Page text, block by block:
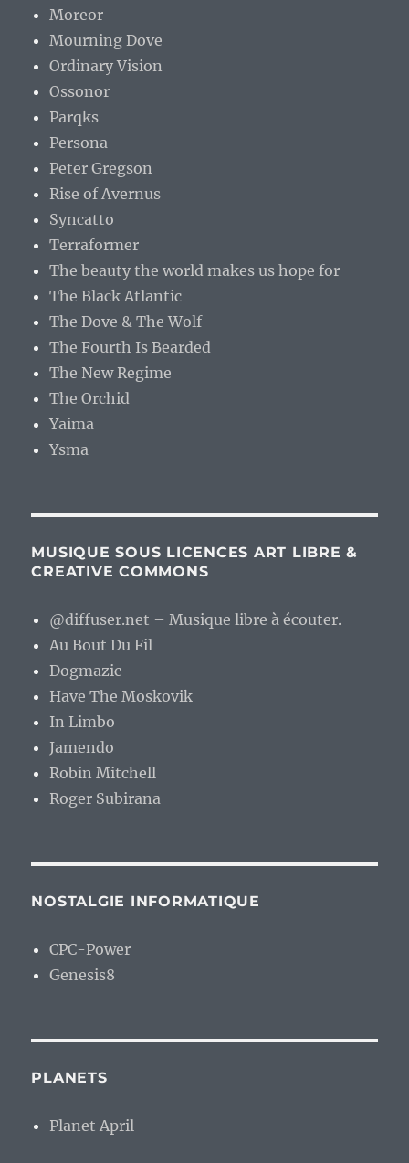
Moreor
Mourning Dove
Ordinary Vision
Ossonor
Parqks
Persona
Peter Gregson
Rise of Avernus
Syncatto
Terraformer
The beauty the world makes us hope for
The Black Atlantic
The Dove & The Wolf
The Fourth Is Bearded
The New Regime
The Orchid
Yaima
Ysma
MUSIQUE SOUS LICENCES ART LIBRE &
CREATIVE COMMONS
@diffuser.net – Musique libre à écouter.
Au Bout Du Fil
Dogmazic
Have The Moskovik
In Limbo
Jamendo
Robin Mitchell
Roger Subirana
NOSTALGIE INFORMATIQUE
CPC-Power
Genesis8
PLANETS
Planet April